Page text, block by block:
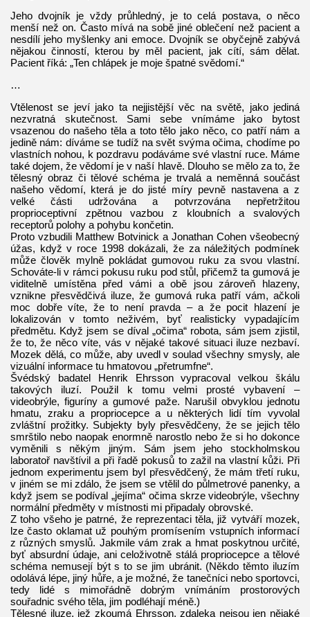
Jeho dvojník je vždy průhledný, je to celá postava, o něco
menší než on. Často mívá na sobě jiné oblečení než pacient a
nesdílí jeho myšlenky ani emoce. Dvojník se obyčejně zabývá
nějakou činností, kterou by měl pacient, jak cítí, sám dělat.
Pacient říká: „Ten chlápek je moje špatné svědomí.“
…
Vtělenost se jeví jako ta nejjistější věc na světě, jako jediná
nezvratná skutečnost. Sami sebe vnímáme jako bytost
vsazenou do našeho těla a toto tělo jako něco, co patří nám a
jedině nám: díváme se tudíž na svět svýma očima, chodíme po
vlastních nohou, k pozdravu podáváme své vlastní ruce. Máme
také dojem, že vědomí je v naší hlavě. Dlouho se mělo za to, že
tělesný obraz či tělové schéma je trvalá a neměnná součást
našeho vědomí, která je do jisté míry pevně nastavena a z
velké části udržována a potvrzována nepřetržitou
proprioceptivní zpětnou vazbou z kloubních a svalových
receptorů polohy a pohybu končetin.
Proto vzbudili Matthew Botvinick a Jonathan Cohen všeobecný
úžas, když v roce 1998 dokázali, že za náležitých podmínek
může člověk mylně pokládat gumovou ruku za svou vlastní.
Schováte-li v rámci pokusu ruku pod stůl, přičemž ta gumová je
viditelně umístěna před vámi a obě jsou zároveň hlazeny,
vznikne přesvědčivá iluze, že gumová ruka patří vám, ačkoli
moc dobře víte, že to není pravda – a že pocit hlazení je
lokalizován v tomto neživém, byť realisticky vypadajícím
předmětu. Když jsem se díval „očima“ robota, sám jsem zjistil,
že to, že něco víte, vás v nějaké takové situaci iluze nezbaví.
Mozek dělá, co může, aby uvedl v soulad všechny smysly, ale
vizuální informace tu hmatovou „přetrumfne“.
Švédský badatel Henrik Ehrsson vypracoval velkou škálu
takových iluzí. Použil k tomu velmi prosté vybavení –
videobrýle, figuríny a gumové paže. Narušil obvyklou jednotu
hmatu, zraku a propriocepce a u některých lidí tím vyvolal
zvláštní prožitky. Subjekty byly přesvědčeny, že se jejich tělo
smrštilo nebo naopak enormně narostlo nebo že si ho dokonce
vyměnili s někým jiným. Sám jsem jeho stockholmskou
laboratoř navštívil a při řadě pokusů to zažil na vlastní kůži. Při
jednom experimentu jsem byl přesvědčený, že mám třetí ruku,
v jiném se mi zdálo, že jsem se vtělil do půlmetrové panenky, a
když jsem se podíval „jejíma“ očima skrze videobrýle, všechny
normální předměty v místnosti mi připadaly obrovské.
Z toho všeho je patrné, že reprezentaci těla, již vytváří mozek,
lze často oklamat už pouhým promísením vstupních informací
z různých smyslů. Jakmile vám zrak a hmat poskytnou určité,
byť absurdní údaje, ani celoživotně stálá propriocepce a tělové
schéma nemusejí být s to se jim ubránit. (Někdo těmto iluzím
odolává lépe, jiný hůře, a je možné, že tanečníci nebo sportovci,
tedy lidé s mimořádně dobrým vnímáním prostorových
souřadnic svého těla, jim podléhají méně.)
Tělesné iluze, jež zkoumá Ehrsson, zdaleka nejsou jen nějaké